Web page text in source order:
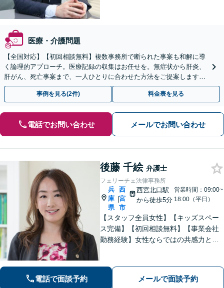
医療・介護問題
【全国対応】【初回相談無料】複数事務所で断られた事案も和解に導
く論理的アプローチ。医療記録の収集はお任せを。無症状から肝炎、
肝がん、死亡事案まで、一人ひとりに合わせた方法をご提案します。
手続きの負担を減らし、権利を守ります。
事例を見る(2件) 料金表を見る
電話でお問い合わせ メールでお問い合わせ
後藤 千絵 弁護士
フェリーチェ法律事務所
兵
庫
県
|
西
宮
市
西宮北口駅
から徒歩5分
営業時間：09:00~
18:00（平日）
【スタッフ全員女性】【キッズスペー
ス完備】【初回相談無料】【事業会社
勤務経験】女性ならではの共感力とコ
利を守ります。特に離婚や相続など家
族の事案が得意です。
電話で面談予約 メールで面談予約